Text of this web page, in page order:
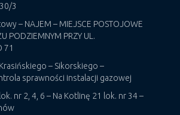
3
– NAJEM – MIEJSCE POSTOJOWE
PODZIEMNYM PRZY UL.
71
– Sikorskiego –
sprawności instalacji gazowej
nr 2, 4, 6 – Na Kotlinę 21 lok. nr 34 –